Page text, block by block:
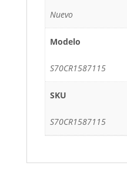
Nuevo
Modelo
S70CR1587115
SKU
S70CR1587115